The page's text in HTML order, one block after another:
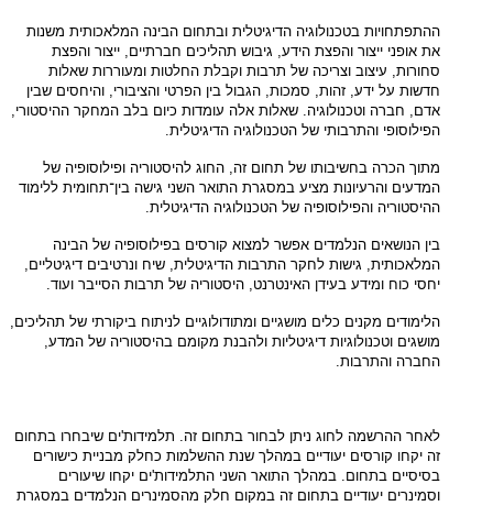
ההתפתחויות בטכנולוגיה הדיגיטלית ובתחום הבינה המלאכותית משנות
את אופני ייצור והפצת הידע, גיבוש תהליכים חברתיים, ייצור והפצת
סחורות, עיצוב וצריכה של תרבות וקבלת החלטות ומעוררות שאלות
חדשות על ידע, זהות, סמכות, הגבול בין הפרטי והציבורי, והיחסים שבין
אדם, חברה וטכנולוגיה. שאלות אלה עומדות כיום בלב המחקר ההיסטורי,
הפילוסופי והתרבותי של הטכנולוגיה הדיגיטלית.
מתוך הכרה בחשיבותו של תחום זה, החוג להיסטוריה ופילוסופיה של
המדעים והרעיונות מציע במסגרת התואר השני גישה בין־תחומית ללימוד
ההיסטוריה והפילוסופיה של הטכנולוגיה הדיגיטלית.
בין הנושאים הנלמדים אפשר למצוא קורסים בפילוסופיה של הבינה
המלאכותית, גישות לחקר התרבות הדיגיטלית, שיח ונרטיבים דיגיטליים,
יחסי כוח ומידע בעידן האינטרנט, היסטוריה של תרבות הסייבר ועוד.
הלימודים מקנים כלים מושגיים ומתודולוגיים לניתוח ביקורתי של תהליכים,
מושגים וטכנולוגיות דיגיטליות ולהבנת מקומם בהיסטוריה של המדע,
החברה והתרבות.
לאחר ההרשמה לחוג ניתן לבחור בתחום זה. תלמידות'ים שיבחרו בתחום
זה יקחו קורסים יעודיים במהלך שנת ההשלמות כחלק מבניית כישורים
בסיסיים בתחום. במהלך התואר השני התלמידות'ים יקחו שיעורים
וסמינרים יעודיים בתחום זה במקום חלק מהסמינרים הנלמדים במסגרת